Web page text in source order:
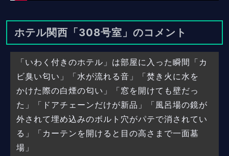
ホテル関西「308号室」のコメント
「いわく付きのホテル」は部屋に入った瞬間「カ
ビ臭い匂い」「水が流れる音」「焚き火に水を
かけた際の白煙の匂い」「窓を開けても壁だっ
た」「ドアチェーンだけが新品」「風呂場の鏡が
外されて埋め込みのボルト穴がパテで消されてい
る」「カーテンを開けると目の高さまで一面墓
場」